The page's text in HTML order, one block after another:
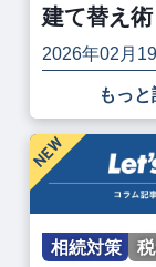
建て替え術
2026年02月
もっと
相続対策